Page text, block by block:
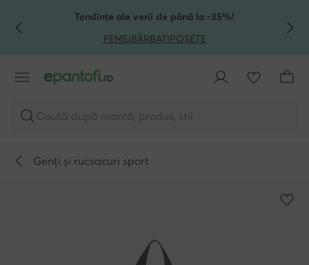
TRECI LA CONȚINUTUL PRINCIPAL
MERGI LA CĂUTARETendințe ale verii de până la -35%!
FEMEIBĂRBAȚIPOȘETE
Caută după marcă, produs, stil
Genți și rucsacuri sport